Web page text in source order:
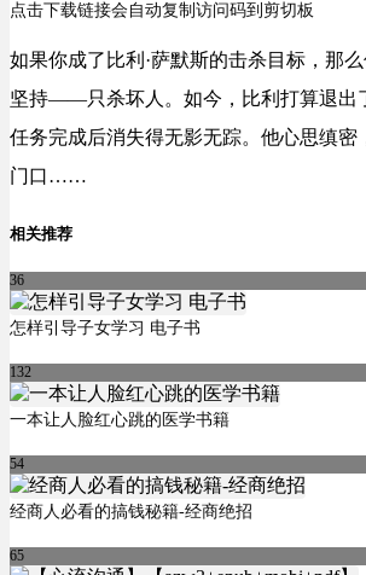
点击下载链接会自动复制访问码到剪切板
如果你成了比利·萨默斯的击杀目标，那
坚持——只杀坏人。如今，比利打算退出
任务完成后消失得无影无踪。他心思缜
门口……
相关推荐
36
怎样引导子女学习 电子书
132
一本让人脸红心跳的医学书籍
54
经商人必看的搞钱秘籍-经商绝招
65